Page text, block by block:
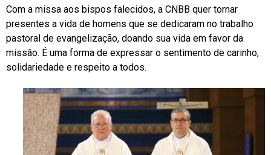
Com a missa aos bispos falecidos, a CNBB quer tornar
presentes a vida de homens que se dedicaram no trabalho
pastoral de evangelização, doando sua vida em favor da
missão. É uma forma de expressar o sentimento de carinho,
solidariedade e respeito a todos.